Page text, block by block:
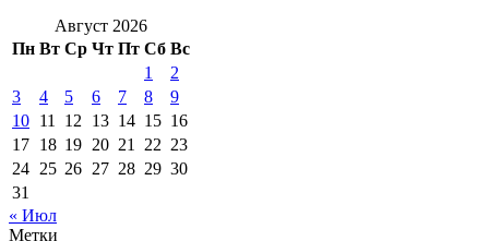
Август 2026
Пн Вт Ср Чт Пт Сб Вс
1
2
3
4 5 6 7 8
9
10 11 12 13 14 15 16
17 18 19 20 21 22 23
24 25 26 27 28 29 30
31
« Июл
Метки